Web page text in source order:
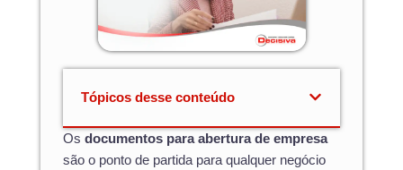
Tópicos desse conteúdo
Os documentos para abertura de empresa
são o ponto de partida para qualquer negócio